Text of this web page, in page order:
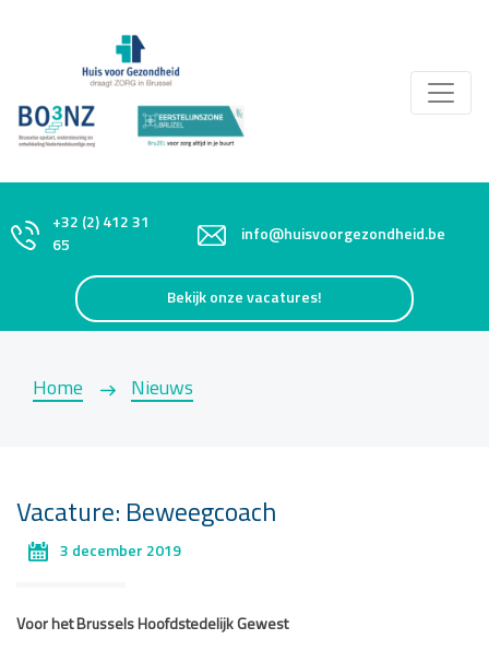
+32 (2) 412 31
65
info@huisvoorgezondheid.be
Bekijk onze vacatures!
Home Nieuws
Vacature: Beweegcoach
3 december 2019
Voor het Brussels Hoofdstedelijk Gewest